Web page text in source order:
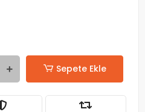
Sepete Ekle